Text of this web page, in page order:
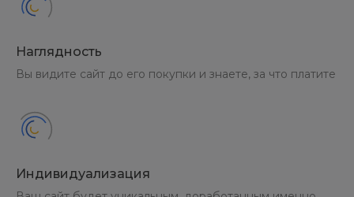
Наглядность
Вы видите сайт до его покупки и знаете, за что платите
Индивидуализация